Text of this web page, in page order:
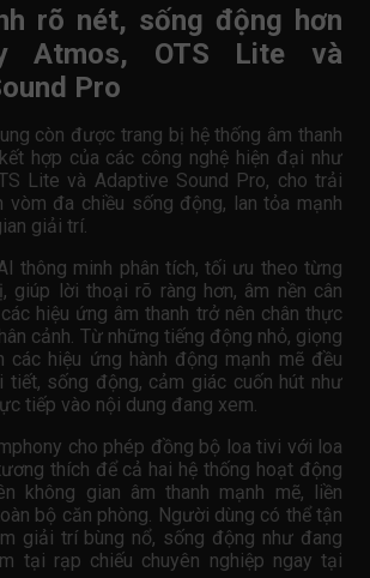
rõ nét, sống động hơn
Atmos, OTS Lite và
Pro
còn được trang bị hệ thống âm thanh
hợp của các công nghệ hiện đại như
Lite và Adaptive Sound Pro, cho trải
vòm đa chiều sống động, lan tỏa mạnh
giải trí.
thông minh phân tích, tối ưu theo từng
giúp lời thoại rõ ràng hơn, âm nền cân
hiệu ứng âm thanh trở nên chân thực
cảnh. Từ những tiếng động nhỏ, giọng
các hiệu ứng hành động mạnh mẽ đều
tiết, sống động, cảm giác cuốn hút như
tiếp vào nội dung đang xem.
cho phép đồng bộ loa tivi với loa
thích để cả hai hệ thống hoạt động
không gian âm thanh mạnh mẽ, liền
bộ căn phòng. Người dùng có thể tận
giải trí bùng nổ, sống động như đang
tại rạp chiếu chuyên nghiệp ngay tại